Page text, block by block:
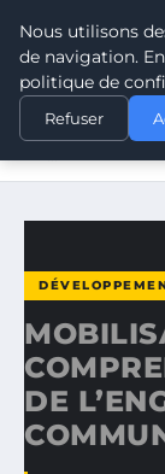
ACCUEIL
MOBILISATION
DE
Nous utilisons
de navigation.
politique de
Refuser